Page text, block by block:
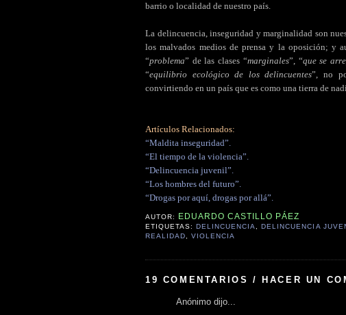
barrio o localidad de nuestro país.
La delincuencia, inseguridad y marginalidad son
los malvados medios de prensa y la oposición; y
“problema” de las clases “marginales”, “que se
“equilibrio ecológico de los delincuentes”, no
convirtiendo en un país que es como una tierra de
Artículos Relacionados:
“Maldita inseguridad”.
“El tiempo de la violencia”.
“Delincuencia juvenil”.
“Los hombres del futuro”.
“Drogas por aquí, drogas por allá”.
AUTOR: EDUARDO CASTILLO PÁEZ
ETIQUETAS:DELINCUENCIA ,DELINCUENCIA
REALIDAD
,VIOLENCIA
19 COMENTARIOS / HACER UN
Anónimo dijo...